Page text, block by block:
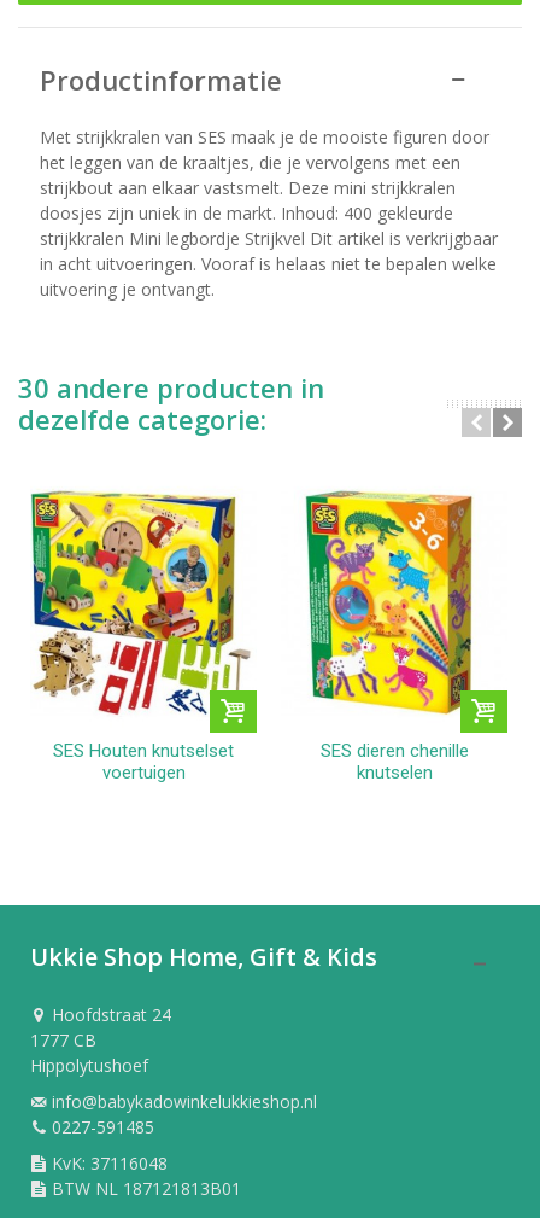
Productinformatie
Met strijkkralen van SES maak je de mooiste figuren door
het leggen van de kraaltjes, die je vervolgens met een
strijkbout aan elkaar vastsmelt. Deze mini strijkkralen
doosjes zijn uniek in de markt. Inhoud: 400 gekleurde
strijkkralen Mini legbordje Strijkvel Dit artikel is verkrijgbaar
in acht uitvoeringen. Vooraf is helaas niet te bepalen welke
uitvoering je ontvangt.
30 andere producten in
dezelfde categorie:
SES Houten knutselset
voertuigen
SES dieren chenille
knutselen
Ukkie Shop Home, Gift & Kids
Hoofdstraat 24
1777 CB
Hippolytushoef
info@babykadowinkelukkieshop.nl
0227-591485
KvK: 37116048
BTW NL 187121813B01